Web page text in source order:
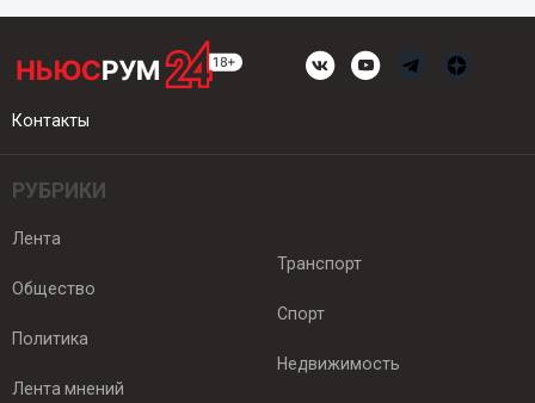
Контакты
РУБРИКИ
Лента
Общество
Политика
Лента мнений
Транспорт
Спорт
Недвижимость